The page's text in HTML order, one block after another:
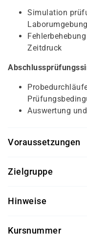
Simulation
Laborumgebung
Zeitdruck
Auswertung
Voraussetzungen
Teilnahme am
Administering
Erfahrung in der
Routing- und
Zielgruppe
Teilnehmer des
IT-Fachkräfte,
Hinweise
Kursnummer